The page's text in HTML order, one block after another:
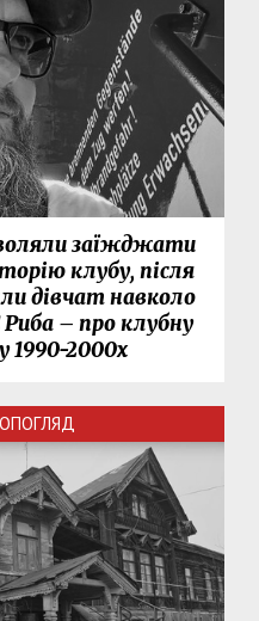
заїжджати
клубу, після
дівчат навколо
– про клубну
1990-2000х